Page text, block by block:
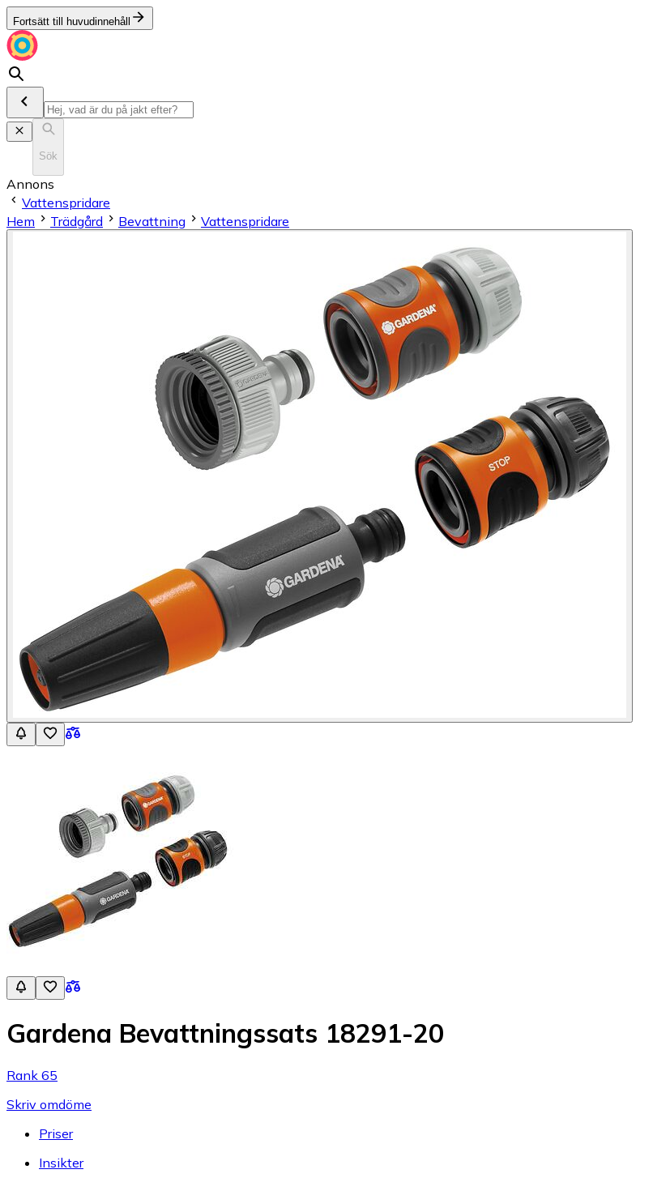
Fortsätt till huvudinnehåll
Sök
Annons
Vattenspridare
Hem
Trädgård Bevattning Vattenspridare
Gardena Bevattningssats 18291-20
Rank 65
Skriv omdöme
Priser
Insikter